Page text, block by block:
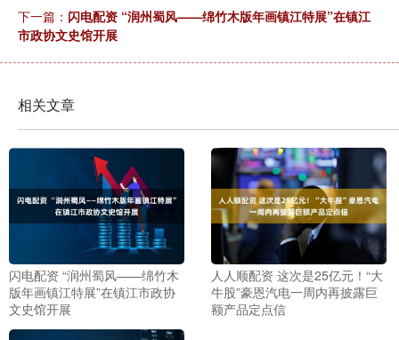
下一篇： 闪电配资 “润州蜀风——绵竹木版年画镇江特展”在镇江
市政协文史馆开展
相关文章
闪电配资 “润州蜀风——绵竹木
版年画镇江特展”在镇江市政协
文史馆开展
人人顺配资 这次是25亿元！“大
牛股”豪恩汽电一周内再披露巨
额产品定点信